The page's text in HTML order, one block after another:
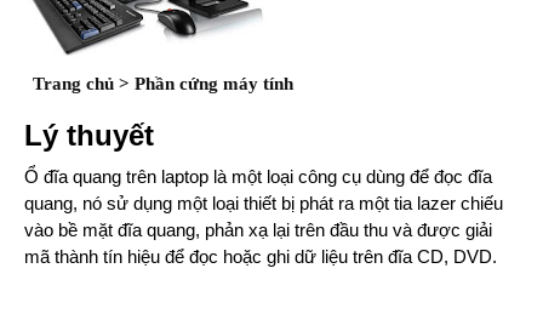
Trang chủ > Phần cứng máy tính
Lý thuyết
Ổ đĩa quang trên laptop là một loại công cụ dùng để đọc đĩa
quang, nó sử dụng một loại thiết bị phát ra một tia lazer chiếu
vào bề mặt đĩa quang, phản xạ lại trên đầu thu và được giải
mã thành tín hiệu để đọc hoặc ghi dữ liệu trên đĩa CD, DVD.